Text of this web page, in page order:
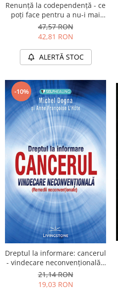
Renunţă la codependenţă - ce
poţi face pentru a nu-i mai
lăsa pe ceilalţi să te
controleze şi pentru a începe
47,57 RON
42,81 RON
ALERTĂ STOC
-10%
Dreptul la informare: cancerul
- vindecare neconvenţională -
remedii neconvenţionale
21,14 RON
19,03 RON